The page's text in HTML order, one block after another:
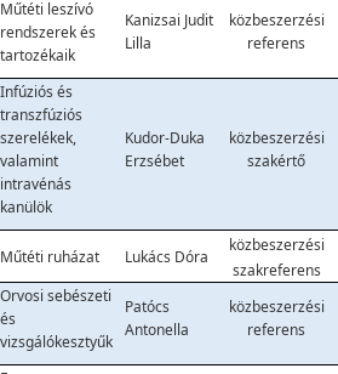
Műtéti leszívó
rendszerek és
tartozékaik
Kanizsai Judit
Lilla
közbeszerzési
referens
Infúziós és
transzfúziós
szerelékek,
valamint
intravénás
kanülök
Kudor-Duka
Erzsébet
közbeszerzési
szakértő
Műtéti ruházat Lukács Dóra
közbeszerzési
szakreferens
Orvosi sebészeti
és
vizsgálókesztyűk
Patócs
Antonella
közbeszerzési
referens